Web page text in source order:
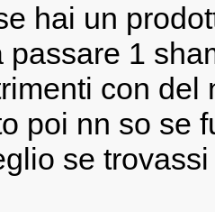
hai un
passare 1
con del
poi nn so se
se